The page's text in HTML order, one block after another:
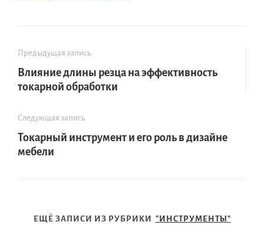
Предыдущая запись
Влияние длины резца на эффективность
токарной обработки
Следующая запись
Токарный инструмент и его роль в дизайне
мебели
ЕЩЁ ЗАПИСИ ИЗ РУБРИКИ "ИНСТРУМЕНТЫ"